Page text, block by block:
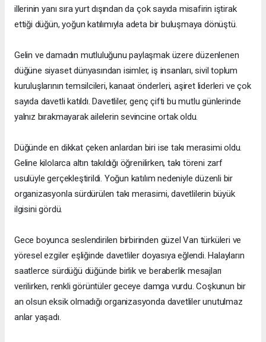
illerinin yanı sıra yurt dışından da çok sayıda misafirin iştirak
ettiği düğün, yoğun katılımıyla adeta bir buluşmaya dönüştü.
Gelin ve damadın mutluluğunu paylaşmak üzere düzenlenen
düğüne siyaset dünyasından isimler, iş insanları, sivil toplum
kuruluşlarının temsilcileri, kanaat önderleri, aşiret liderleri ve çok
sayıda davetli katıldı. Davetliler, genç çifti bu mutlu günlerinde
yalnız bırakmayarak ailelerin sevincine ortak oldu.
Düğünde en dikkat çeken anlardan biri ise takı merasimi oldu.
Geline kilolarca altın takıldığı öğrenilirken, takı töreni zarf
usulüyle gerçekleştirildi. Yoğun katılım nedeniyle düzenli bir
organizasyonla sürdürülen takı merasimi, davetlilerin büyük
ilgisini gördü.
Gece boyunca seslendirilen birbirinden güzel Van türküleri ve
yöresel ezgiler eşliğinde davetliler doyasıya eğlendi. Halayların
saatlerce sürdüğü düğünde birlik ve beraberlik mesajları
verilirken, renkli görüntüler geceye damga vurdu. Coşkunun bir
an olsun eksik olmadığı organizasyonda davetliler unutulmaz
anlar yaşadı.